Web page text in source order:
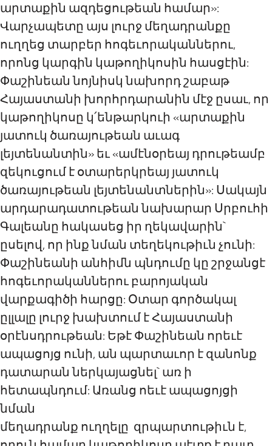
արտաքին ազդեցութեան համար»:
Վարչապետը այս լուրջ մեղադրանքը
ուղղեց տարբեր հոգեւորականներու,
որոնց կարգին կաթողիկոսին հասցէին:
Փաշինեան նոյնիսկ նախորդ շաբաթ
Հայաստանի խորհրդարանին մէջ ըսաւ, որ
կաթողիկոսը կ՛ենթարկուի «արտաքին
յատուկ ծառայութեան աւագ
լեյտենանտին» եւ «ամէնօրեայ դրութեամբ
զեկուցում է օտարերկրեայ յատուկ
ծառայութեան լեյտենանտներին»: Սակայն
արդարադատութեան նախարար Սրբուհի
Գալեանը հակասեց իր ղեկավարին`
ըսելով, որ ինք նման տեղեկութիւն չունի:
Փաշինեանի անհիմն պնդումը կը շրջանցէ
հոգեւորականներու բարոյական
վարքագիծի հարցը: Օտար գործակալ
ըլլալը լուրջ խախտում է Հայաստանի
օրէնսդրութեան: Եթէ Փաշինեան որեւէ
ապացոյց ունի, ան պարտաւոր է զանոնք
դատարան ներկայացնել` առ ի
հետապնդում: Առանց ոեւէ ապացոյցի
նման
մեղադրանք ուղղելը զրպարտութիւն է,